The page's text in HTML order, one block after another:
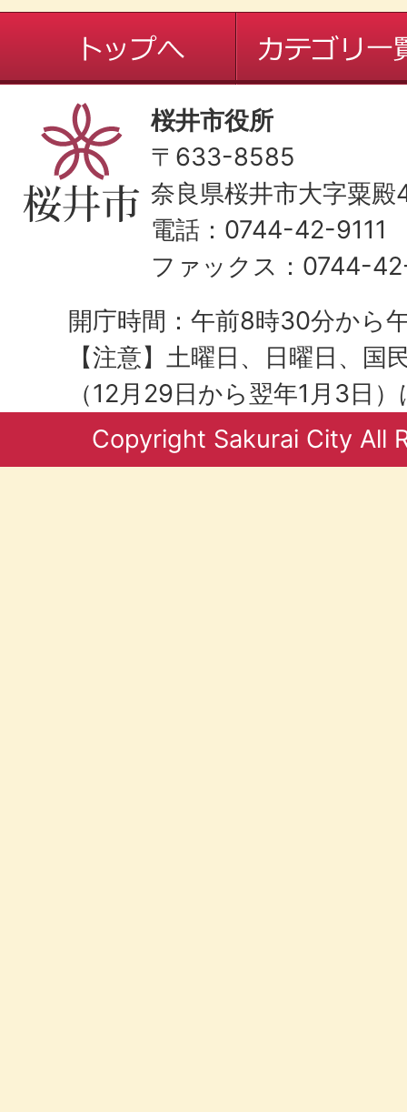
桜井市役所
〒633-8585
奈良県桜井市大字粟
電話：0744-42-9111
ファックス：0744-
開庁時間：午前8時30分から
【注意】土曜日、日曜日、国
（12月29日から翌年1月3日
Copyright Sakurai City All